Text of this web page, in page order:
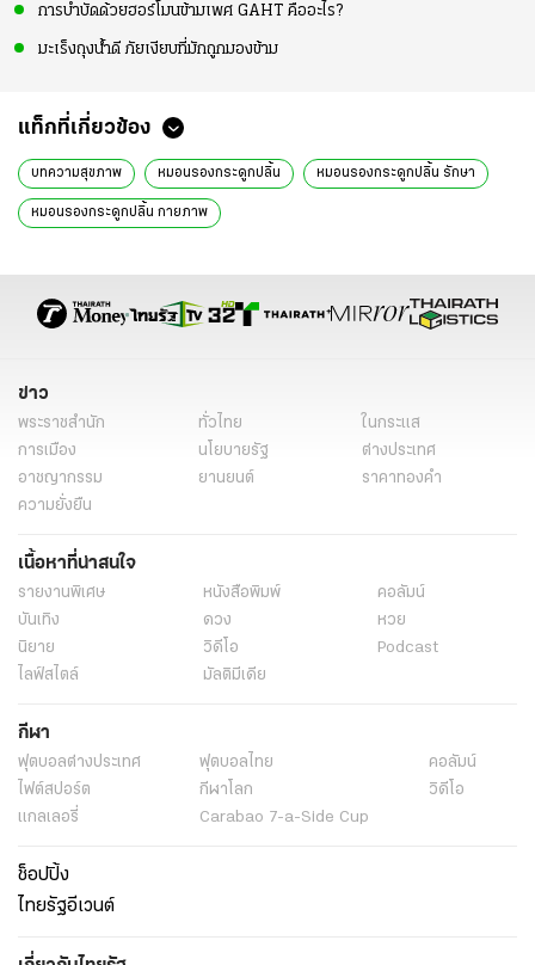
การบำบัดด้วยฮอร์โมนข้ามเพศ GAHT คืออะไร?
มะเร็งถุงน้ำดี ภัยเงียบที่มักถูกมองข้าม
แท็กที่เกี่ยวข้อง
บทความสุขภาพ หมอนรองกระดูกปลิ้น หมอนรองกระดูกปลิ้น รักษา
หมอนรองกระดูกปลิ้น กายภาพ
ข่าว
พระราชสำนัก ทั่วไทย
ในกระแส
การเมือง
นโยบายรัฐ
ต่างประเทศ
อาชญากรรม
ยานยนต์
ราคาทองคำ
ความยั่งยืน
เนื้อหาที่น่าสนใจ
รายงานพิเศษ หนังสือพิมพ์
คอลัมน์
บันเทิง
ดวง
หวย
นิยาย
วิดีโอ
Podcast
ไลฟ์สไตล์
มัลติมีเดีย
กีฬา
ฟุตบอลต่่างประเทศ ฟุตบอลไทย
คอลัมน์
ไฟต์สปอร์ต
กีฬาโลก
วิดีโอ
แกลเลอรี่
Carabao 7-a-Side Cup
ช็อปปิ้ง
ไทยรัฐอีเวนต์